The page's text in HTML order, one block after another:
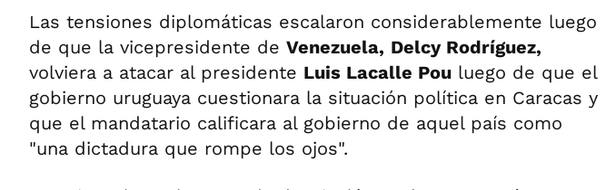
Las tensiones diplomáticas escalaron considerablemente luego
de que la vicepresidente de Venezuela, Delcy Rodríguez,
volviera a atacar al presidente Luis Lacalle Pou luego de que el
gobierno uruguaya cuestionara la situación política en Caracas y
que el mandatario calificara al gobierno de aquel país como
"una dictadura que rompe los ojos".